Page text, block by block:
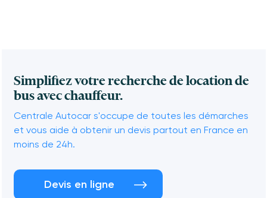
Simplifiez votre recherche de location de
bus avec chauffeur.
Centrale Autocar s'occupe de toutes les démarches
et vous aide à obtenir un devis partout en France en
moins de 24h.
Devis en ligne